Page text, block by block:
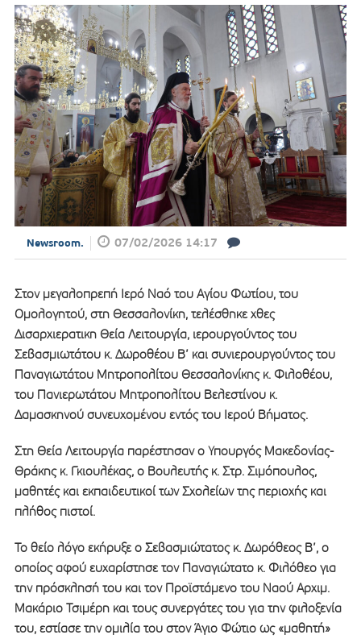
Newsroom. 07/02/2026 14:17
Στον μεγαλοπρεπή Ιερό Ναό του Αγίου Φωτίου, του
Ομολογητού, στη Θεσσαλονίκη, τελέσθηκε χθες
Δισαρχιερατικη Θεία Λειτουργία, ιερουργούντος του
Σεβασμιωτάτου κ. Δωροθέου Β’ και συνιερουργούντος του
Παναγιωτάτου Μητροπολίτου Θεσσαλονίκης κ. Φιλοθέου,
του Πανιερωτάτου Μητροπολίτου Βελεστίνου κ.
Δαμασκηνού συνευχομένου εντός του Ιερού Βήματος.
Στη Θεία Λειτουργία παρέστησαν ο Υπουργός Μακεδονίας-
Θράκης κ. Γκιουλέκας, ο Βουλευτής κ. Στρ. Σιμόπουλος,
μαθητές και εκπαιδευτικοί των Σχολείων της περιοχής και
πλήθος πιστοί.
Το θείο λόγο εκήρυξε ο Σεβασμιώτατος κ. Δωρόθεος Β’, ο
οποίος αφού ευχαρίστησε τον Παναγιώτατο κ. Φιλόθεο για
την πρόσκλησή του και τον Προϊστάμενο του Ναού Αρχιμ.
Μακάριο Τσιμέρη και τους συνεργάτες του για την φιλοξενία
του, εστίασε την ομιλία του στον Άγιο Φώτιο ως «μαθητή»